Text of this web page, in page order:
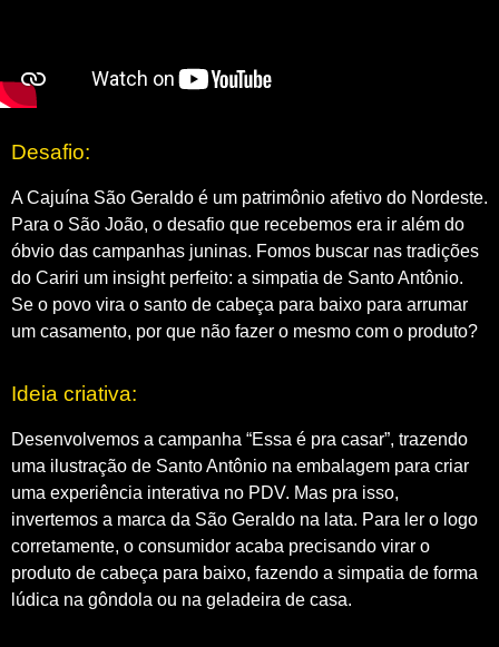
Desafio:
A Cajuína São Geraldo é um patrimônio afetivo do Nordeste.
Para o São João, o desafio que recebemos era ir além do
óbvio das campanhas juninas. Fomos buscar nas tradições
do Cariri um insight perfeito: a simpatia de Santo Antônio.
Se o povo vira o santo de cabeça para baixo para arrumar
um casamento, por que não fazer o mesmo com o produto?
Ideia criativa:
Desenvolvemos a campanha “Essa é pra casar”, trazendo
uma ilustração de Santo Antônio na embalagem para criar
uma experiência interativa no PDV. Mas pra isso,
invertemos a marca da São Geraldo na lata. Para ler o logo
corretamente, o consumidor acaba precisando virar o
produto de cabeça para baixo, fazendo a simpatia de forma
lúdica na gôndola ou na geladeira de casa.